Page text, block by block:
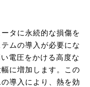
タに永続的な損傷を
ムの導入が必要にな
電圧をかける高度な
に増加します。この
導入により、熱を効